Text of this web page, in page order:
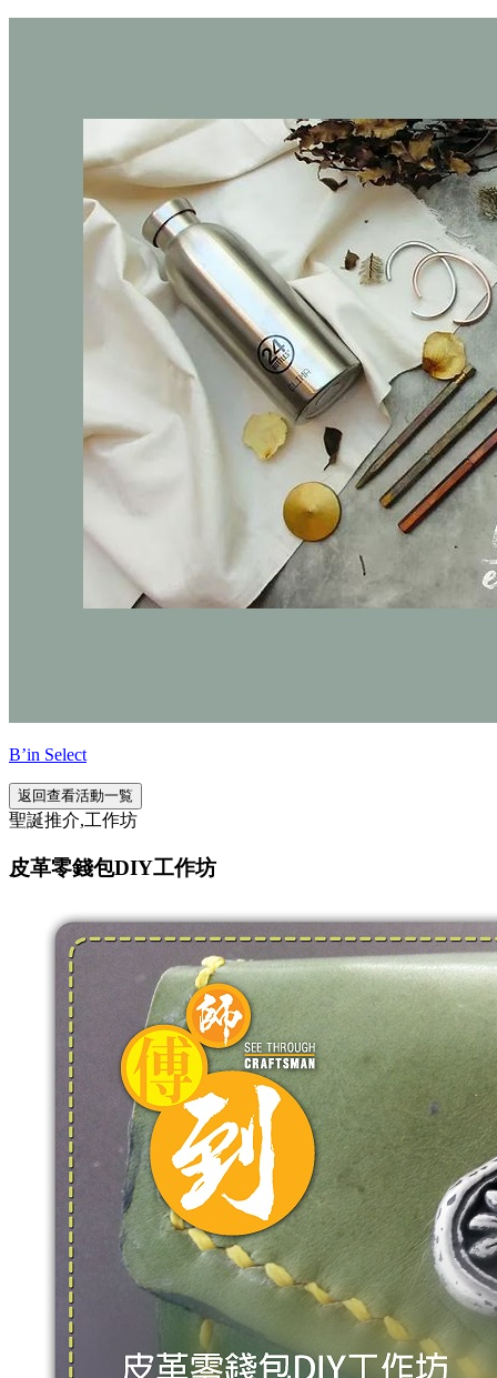
B’in Select
返回查看活動一覧
聖誕推介,工作坊
皮革零錢包DIY工作坊